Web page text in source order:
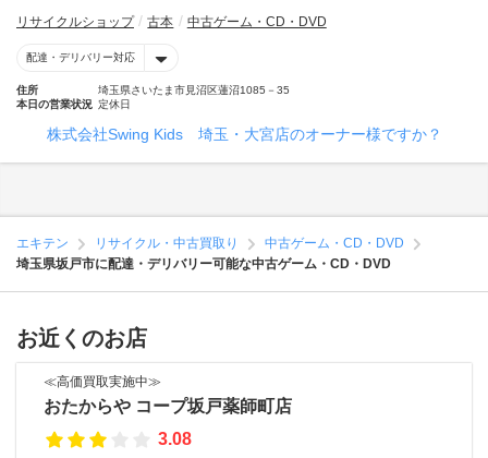
リサイクルショップ 古本 中古ゲーム・CD・DVD
配達・デリバリー対応
住所
埼玉県さいたま市見沼区蓮沼1085－35
本日の営業状況 定休日
株式会社Swing Kids 埼玉・大宮店のオーナー様ですか？
エキテン リサイクル・中古買取り
中古ゲーム・CD・DVD
埼玉県坂戸市に配達・デリバリー可能な中古ゲーム・CD・DVD
お近くのお店
≪高価買取実施中≫
おたからや コープ坂戸薬師町店
3.08